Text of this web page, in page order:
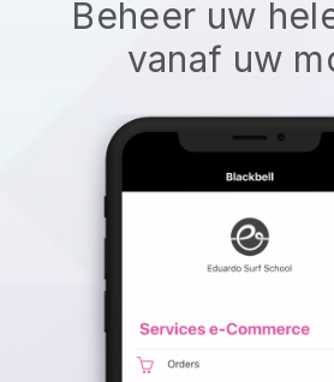
Beheer uw
vanaf uw